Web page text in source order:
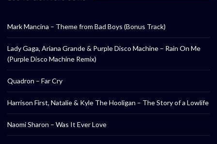
Mark Mancina – Theme from Bad Boys (Bonus Track)
Lady Gaga, Ariana Grande & Purple Disco Machine – Rain On Me
(Purple Disco Machine Remix)
Quadron – Far Cry
Harrison First, Natalie & Kyle The Hooligan – The Story of a Lowlife
Naomi Sharon – Was It Ever Love